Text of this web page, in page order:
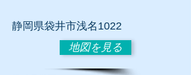
静岡県袋井市浅名1022
地図を見る